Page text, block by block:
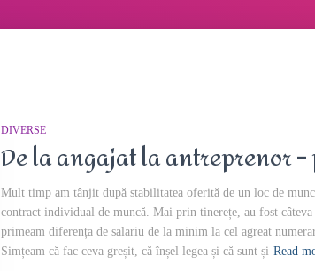
DIVERSE
De la angajat la antreprenor –
Mult timp am tânjit după stabilitatea oferită de un loc de
contract individual de muncă. Mai prin tinerețe, au fost
primeam diferența de salariu de la minim la cel agreat
Simțeam că fac ceva greșit, că înșel legea și că sunt și Read